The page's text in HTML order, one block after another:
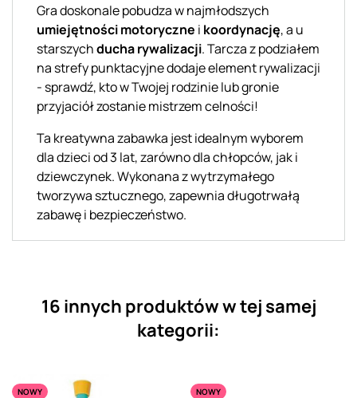
Gra doskonale pobudza w najmłodszych
umiejętności motoryczne i koordynację, a u
starszychducha rywalizacji. Tarcza z podziałem
na strefy punktacyjne dodaje element rywalizacji
- sprawdź, kto w Twojej rodzinie lub gronie
przyjaciół zostanie mistrzem celności!
Ta kreatywna zabawka jest idealnym wyborem
dla dzieci od 3 lat, zarówno dla chłopców, jak i
dziewczynek. Wykonana z wytrzymałego
tworzywa sztucznego, zapewnia długotrwałą
zabawę i bezpieczeństwo.
16 innych produktów w tej samej
kategorii:
NOWY NOWY